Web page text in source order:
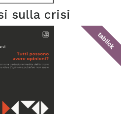
sulla crisi
tablick